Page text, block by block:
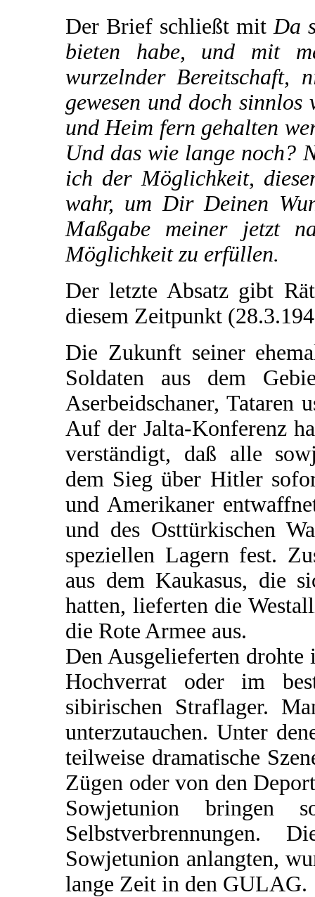
Der Brief schließt mit Da
bieten habe, und mit
wurzelnder Bereitschaft,
gewesen und doch
und Heim fern gehalten
Und das wie lange noch?
ich der Möglichkeit,
wahr, um Dir Deinen
Maßgabe meiner jetzt
Möglichkeit zu erfüllen.
Der letzte Absatz gibt
diesem Zeitpunkt
Die Zukunft seiner
Soldaten aus dem
Aserbeidschaner, Tataren
Auf der Jalta-Konferenz
verständigt, daß alle
dem Sieg über Hitler
und Amerikaner
und des Osttürkischen
speziellen Lagern fest.
aus dem Kaukasus, die
hatten, lieferten die
die Rote Armee aus.
Den Ausgelieferten
Hochverrat oder im
sibirischen Straflager.
unterzutauchen. Unter
teilweise dramatische
Zügen oder von den
Sowjetunion bringen
Sowjetunion anlangten,
lange Zeit in den GULAG.